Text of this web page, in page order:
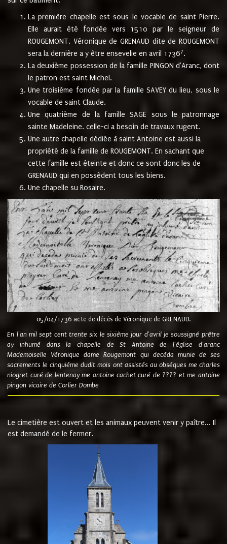
La première chapelle est sous le vocable de saint Pierre.
Elle aurait été fondée vers 1510 par le seigneur de
ROUGEMONT. Véronique de GRENAUD dite de ROUGEMONT
sera la dernière a y être ensevelie en avril 17367.
La deuxième possession de la famille PINGON d'Aranc, dont
le patron est saint Michel.
Une troisième fondée par la famille SAVEY du lieu, sous le
vocable de saint Claude.
Une quatrième de la famille SAGE sous le patronnage
sainte Madeleine. celle-ci a besoin de travaux rugent.
Une autre chapelle dédiée à saint Antoine est aussi la
propriété de la famille de ROUGEMONT. En sachant que
cette famille est éteinte et donc ce sont donc les de
GRENAUD qui en possèdent tous les biens.
Une chapelle su Rosaire.
05/04/1736 acte de décès de Véronique de GRENAUD.
En l'an mil sept cent trente six le sixième jour d'avril je soussigné prêtre
ay inhumé dans la chapelle de St Antoine de l'église d'aranc
Mademoiselle Véronique dame Rougemont qui decéda munie de ses
sacrements le cinquième dudit mois ont assistés au obsèques me charles
niogret curé de lentenay me antoine cachet curé de ???? et me antoine
pingon vicaire de Corlier Dombe
Le cimetière est ouvert et les animaux peuvent venir y paître... Il
est demandé de le fermer.